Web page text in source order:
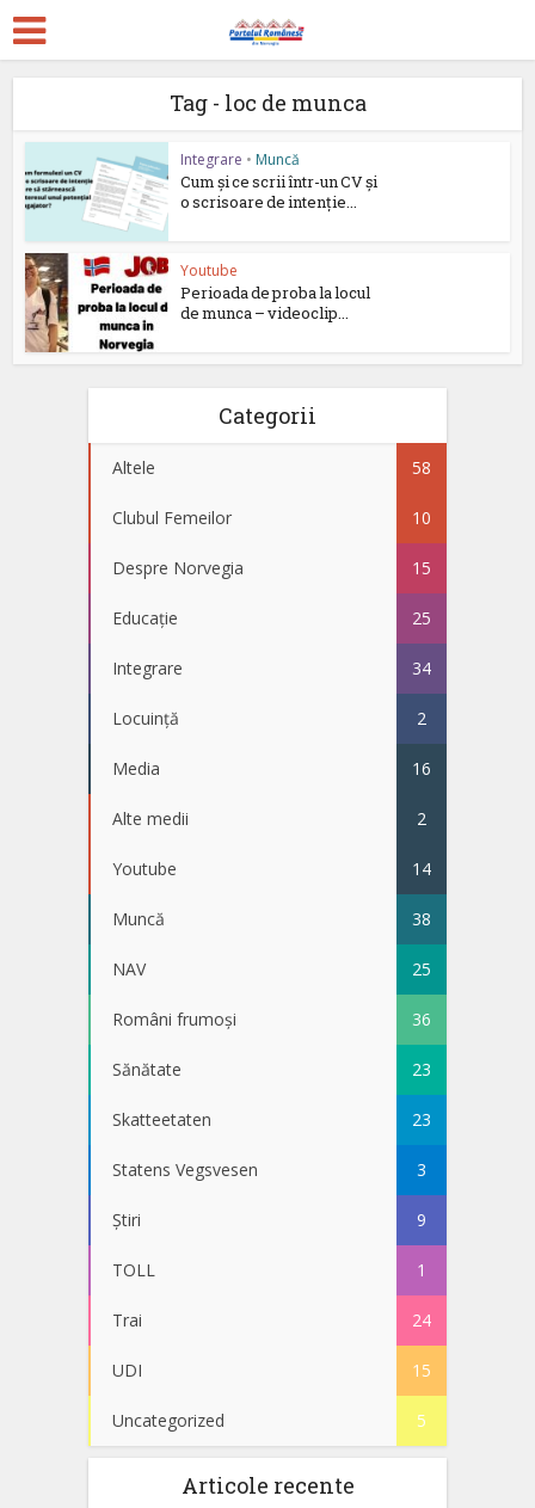
Tag - loc de munca
Integrare • Muncă
Cum și ce scrii într-un CV și
o scrisoare de intenție...
Youtube
Perioada de proba la locul
de munca – videoclip...
Categorii
Altele 58
Clubul Femeilor 10
Despre Norvegia 15
Educație 25
Integrare 34
Locuință 2
Media 16
Alte medii 2
Youtube 14
Muncă 38
NAV 25
Români frumoși 36
Sănătate 23
Skatteetaten 23
Statens Vegsvesen 3
Știri 9
TOLL 1
Trai 24
UDI 15
Uncategorized 5
Articole recente